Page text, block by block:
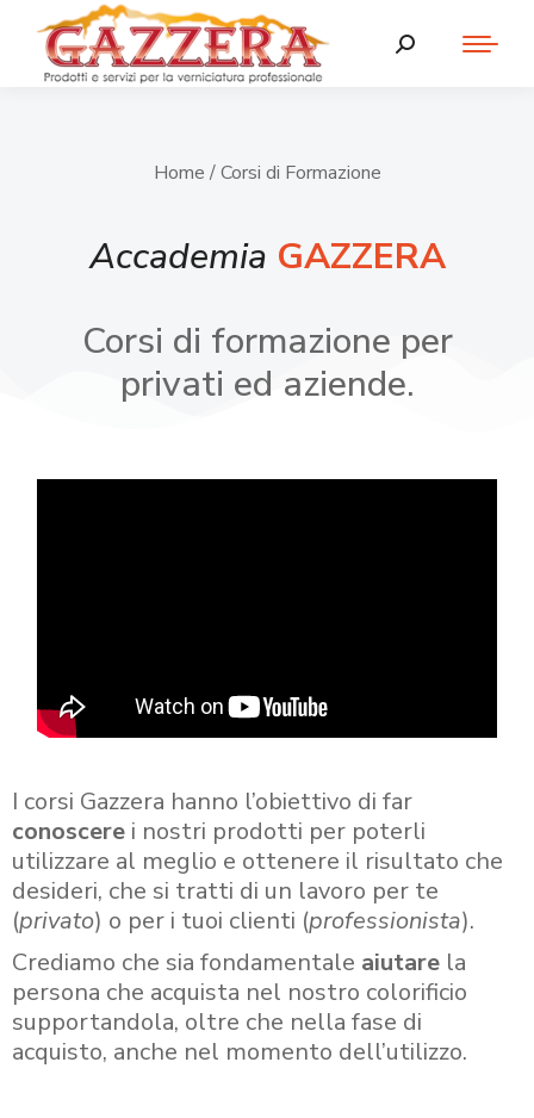
Home / Corsi di Formazione
Accademia GAZZERA
Corsi di formazione per
privati ed aziende.
I corsi Gazzera hanno l’obiettivo di far
conoscere i nostri prodotti per poterli
utilizzare al meglio e ottenere il risultato che
desideri, che si tratti di un lavoro per te
(privato) o per i tuoi clienti (professionista).
Crediamo che sia fondamentale aiutare la
persona che acquista nel nostro colorificio
supportandola, oltre che nella fase di
acquisto, anche nel momento dell’utilizzo.